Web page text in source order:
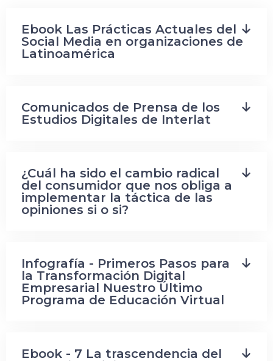
Ebook Las Prácticas Actuales del
Social Media en organizaciones de
Latinoamérica
Comunicados de Prensa de los
Estudios Digitales de Interlat
¿Cuál ha sido el cambio radical
del consumidor que nos obliga a
implementar la táctica de las
opiniones si o si?
Infografía - Primeros Pasos para
la Transformación Digital
Empresarial Nuestro Último
Programa de Educación Virtual
Ebook - 7 La trascendencia del